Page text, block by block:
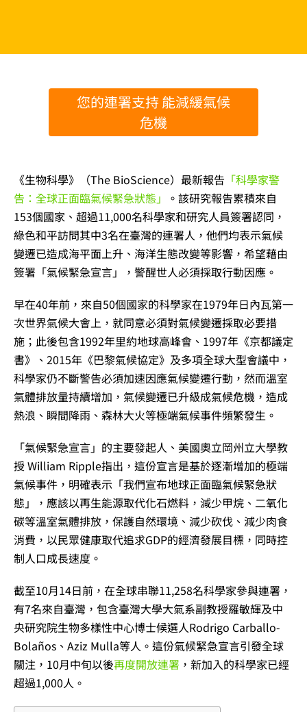
您的連署支持 能減緩氣候
危機
《生物科學》（The BioScience）最新報告 「科學家警
告：全球正面臨氣候緊急狀態」
。該研究報告累積來自
153個國家、超過11,000名科學家和研究人員簽署認同，
綠色和平訪問其中3名在臺灣的連署人，他們均表示氣候
變遷已造成海平面上升、海洋生態改變等影響，希望藉由
簽署「氣候緊急宣言」，警醒世人必須採取行動因應。
早在40年前，來自50個國家的科學家在1979年日內瓦第一
次世界氣候大會上，就同意必須對氣候變遷採取必要措
施；此後包含1992年里約地球高峰會、1997年《京都議定
書》、2015年《巴黎氣候協定》及多項全球大型會議中，
科學家仍不斷警告必須加速因應氣候變遷行動，然而溫室
氣體排放量持續增加，氣候變遷已升級成氣候危機，造成
熱浪、瞬間降雨、森林大火等極端氣候事件頻繁發生。
「氣候緊急宣言」的主要發起人、美國奧立岡州立大學教
授 William Ripple指出，這份宣言是基於逐漸增加的極端
氣候事件，明確表示「我們宣布地球正面臨氣候緊急狀
態」，應該以再生能源取代化石燃料，減少甲烷、二氧化
碳等溫室氣體排放，保護自然環境、減少砍伐、減少肉食
消費，以民眾健康取代追求GDP的經濟發展目標，同時控
制人口成長速度。
截至10月14日前，在全球串聯11,258名科學家參與連署，
有7名來自臺灣，包含臺灣大學大氣系副教授羅敏輝及中
央研究院生物多樣性中心博士候選人Rodrigo Carballo-
Bolaños、Aziz Mulla等人。這份氣候緊急宣言引發全球
關注，10月中旬以後再度開放連署 ，新加入的科學家已經
超過1,000人。